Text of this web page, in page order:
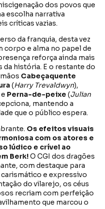
dos povos que
escolha narrativa
críticas vazias.
da franquia, desta vez
corpo e alma no papel de
reforça ainda mais
da história. E o restante do
Cabeçaquente
(Harry Trevaldwyn),
Perna-de-peixe (Julian
mantendo a
que o público espera.
Os efeitos visuais
com os atores e
lúdico e crível ao
Berk!O CGI dos dragões
com destaque para
carismático e expressivo
do vilarejo, os céus
recriam com perfeição
que marcou o